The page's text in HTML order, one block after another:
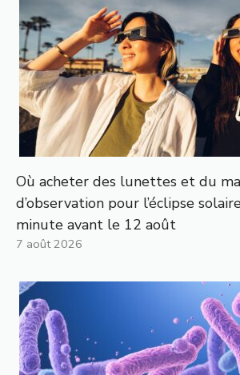
Où acheter des lunettes et du
d’observation pour l’éclipse
minute avant le 12 août
7 août 2026